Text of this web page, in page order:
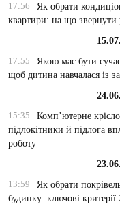
17:56
Як обрати
квартири: на що звернути
17:55
Якою має бути
щоб дитина навчалася із
15:35
Комп’ютерне
підлокітники й підлога
роботу
13:59
Як обрати
будинку: ключові критерії